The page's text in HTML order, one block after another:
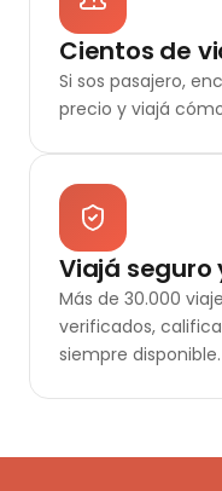
Cientos de
Si sos pasajero,
precio y viajá
Viajá seguro
Más de 30.000
verificados,
siempre disponible.